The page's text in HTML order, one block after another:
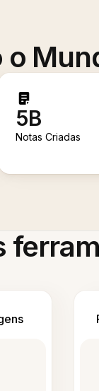
o
5B
Notas Criadas